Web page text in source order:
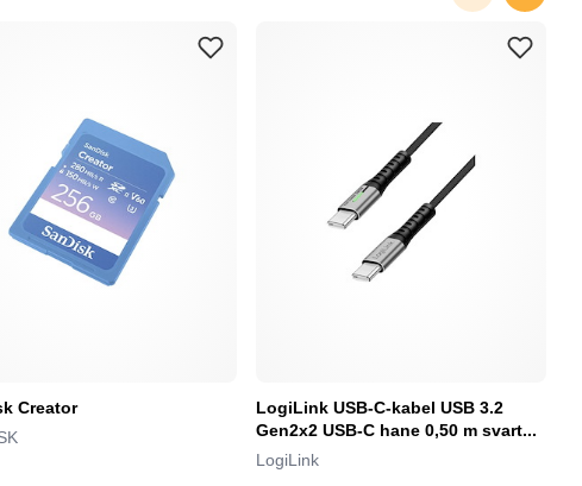
Creator
LogiLink USB-C-kabel USB 3.2
Gen2x2 USB-C hane 0,50 m svart...
LogiLink